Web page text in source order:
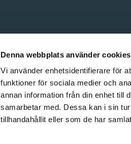
Denna webbplats använder cookies
Vi använder enhetsidentifierare för
funktioner för sociala medier och
annan information från din enhet till
samarbetar med. Dessa kan i sin
tillhandahållit eller som de har